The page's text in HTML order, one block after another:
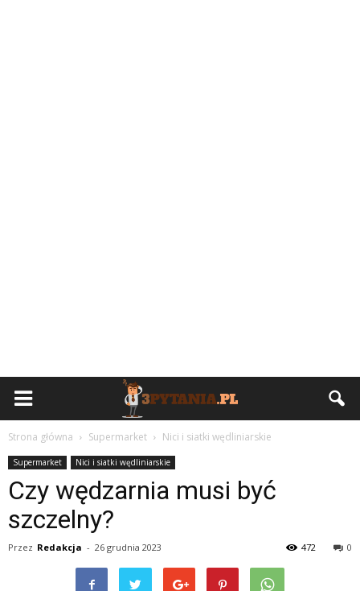
Strona główna Supermarket Nici i siatki wędliniarskie
Supermarket Nici i siatki wędliniarskie
Czy wędzarnia musi być
szczelny?
Przez Redakcja - 26 grudnia 2023 0
472